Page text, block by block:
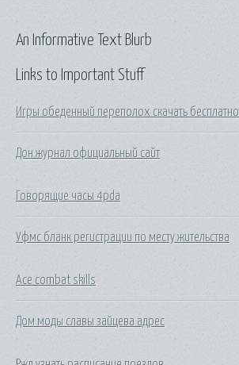
Links to Important Stuff
Игры обеденный переполох скачать бесплатно
Дон журнал официальный сайт
Говорящие часы 4pda
Уфмс бланк регистрации по месту жительства
Ace combat skills
Дом моды славы зайцева адрес
An Informative Text Blurb